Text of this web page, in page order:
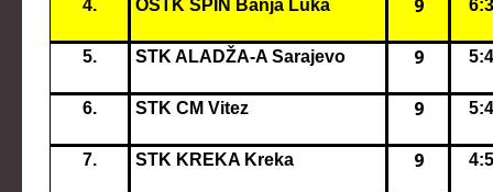
4. OSTK SPIN Banja Luka 9 6:3
5. STK ALADŽA-A Sarajevo 9 5:4
6. STK CM Vitez 9 5:4
7. STK KREKA Kreka 9 4:5